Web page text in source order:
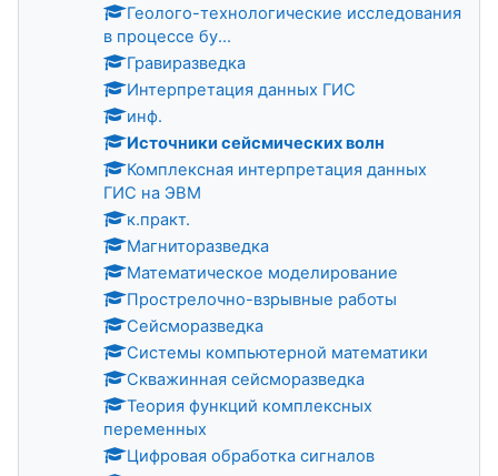
Геолого-технологические исследования
в процессе бу...
Гравиразведка
Интерпретация данных ГИС
инф.
Источники сейсмических волн
Комплексная интерпретация данных
ГИС на ЭВМ
к.практ.
Магниторазведка
Математическое моделирование
Прострелочно-взрывные работы
Сейсморазведка
Системы компьютерной математики
Скважинная сейсморазведка
Теория функций комплексных
переменных
Цифровая обработка сигналов